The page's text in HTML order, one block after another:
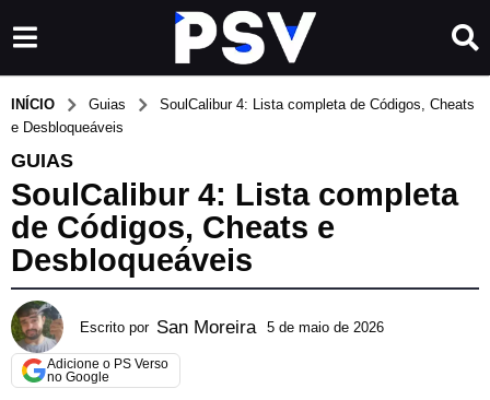
INÍCIO Guias
SoulCalibur 4: Lista completa de Códigos, Cheats
e Desbloqueáveis
GUIAS
SoulCalibur 4: Lista completa
de Códigos, Cheats e
Desbloqueáveis
Escrito por San Moreira 5 de maio de 2026
Adicione o PS Verso
no Google